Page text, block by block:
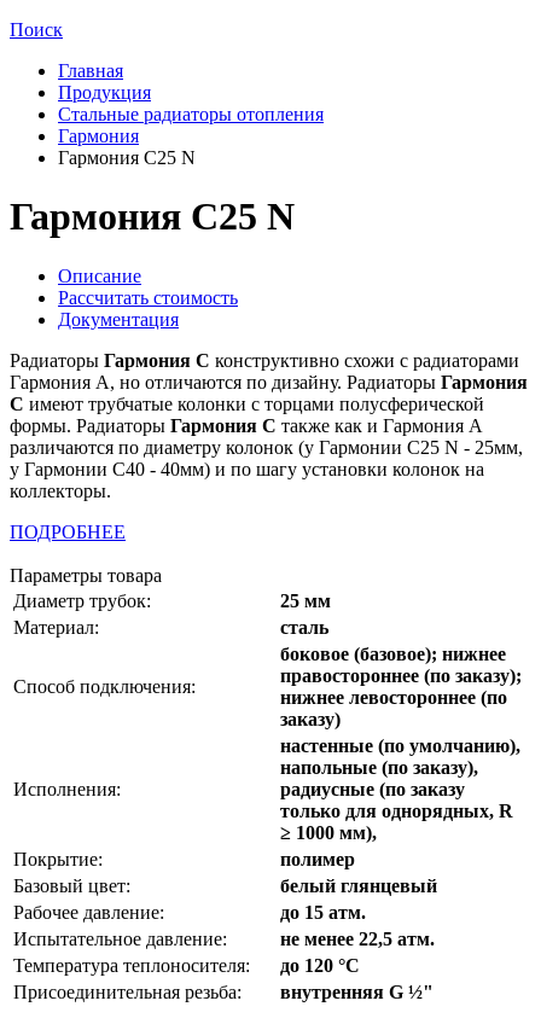
Поиск
Главная
Продукция
Стальные радиаторы отопления
Гармония
Гармония С25 N
Гармония С25 N
Описание
Рассчитать стоимость
Документация
Радиаторы Гармония С конструктивно схожи с радиаторами
Гармония А, но отличаются по дизайну. Радиаторы Гармония
С имеют трубчатые колонки с торцами полусферической
формы. Радиаторы Гармония С также как и Гармония А
различаются по диаметру колонок (у Гармонии С25 N - 25мм,
у Гармонии С40 - 40мм) и по шагу установки колонок на
коллекторы.
ПОДРОБНЕЕ
Параметры товара
Диаметр трубок:
25 мм
Материал:
сталь
Способ подключения:
боковое (базовое); нижнее
правостороннее (по заказу);
нижнее левостороннее (по
заказу)
Исполнения:
настенные (по умолчанию),
напольные (по заказу),
радиусные (по заказу
только для однорядных, R
≥ 1000 мм),
Покрытие:
полимер
Базовый цвет:
белый глянцевый
Рабочее давление:
до 15 атм.
Испытательное давление:
не менее 22,5 атм.
Температура теплоносителя:
до 120 °C
Присоединительная резьба:
внутренняя G ½"